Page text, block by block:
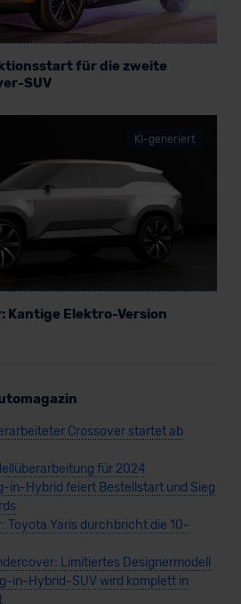
für die zweite
SUV
KI-generiert
Kantige Elektro-Version
Crossover startet ab
für 2024
in-Hybrid feiert Bestellstart und Sieg
Toyota Yaris durchbricht die 10-
Limitiertes Designermodell
in-Hybrid-SUV wird komplett in